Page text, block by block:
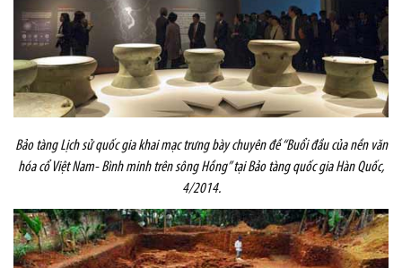
Bảo tàng Lịch sử quốc gia khai mạc trưng bày chuyên đề “Buổi đầu của nền văn
hóa cổ Việt Nam- Bình minh trên sông Hồng” tại Bảo tàng quốc gia Hàn Quốc,
4/2014.